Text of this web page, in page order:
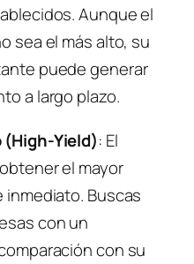
Aunque el
sea el más alto, su
puede generar
a largo plazo.
Yield): El
el mayor
Buscas
con un
con su